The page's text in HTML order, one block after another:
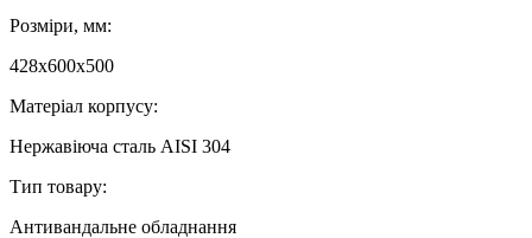
Розміри, мм:
428х600х500
Матеріал корпусу:
Нержавіюча сталь AISI 304
Тип товару:
Антивандальне обладнання